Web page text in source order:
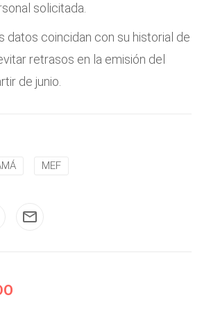
solicitada.
datos coincidan con su historial de
retrasos en la emisión del
de junio.
MEF